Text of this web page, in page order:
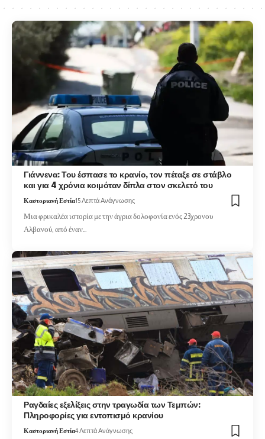
Γιάννενα: Του έσπασε το κρανίο, τον πέταξε σε στάβλο
και για 4 χρόνια κοιμόταν δίπλα στον σκελετό του
Καστοριανή Εστία15 Λεπτά Ανάγνωσης
Μια φρικαλέα ιστορία με την άγρια δολοφονία ενός 23χρονου
Αλβανού, από έναν…
Ραγδαίες εξελίξεις στην τραγωδία των Τεμπών:
Πληροφορίες για εντοπισμό κρανίου
Καστοριανή Εστία4 Λεπτά Ανάγνωσης